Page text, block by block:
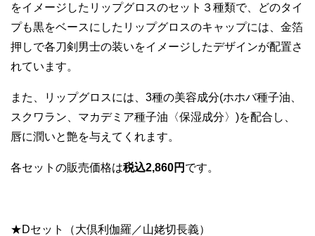
をイメージしたリップグロスのセット３種類で、どのタイ
プも黒をベースにしたリップグロスのキャップには、金箔
押しで各刀剣男士の装いをイメージしたデザインが配置さ
れています。
また、リップグロスには、3種の美容成分(ホホバ種子油、
スクワラン、マカデミア種子油〈保湿成分〉)を配合し、
唇に潤いと艶を与えてくれます。
各セットの販売価格は税込2,860円 です。
★Dセット（大倶利伽羅／山姥切長義）